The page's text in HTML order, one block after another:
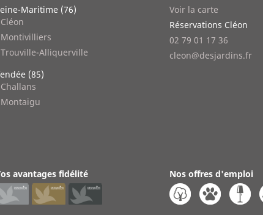
Maritime (76)
Alliquerville
(85)
Voir la carte
Réservations Cléon
02 79 01 17 36
cleon@desjardins.fr
avantages fidélité Nos offres d'emploi